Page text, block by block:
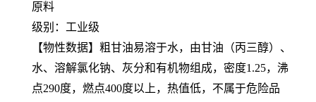
原料
级别：工业级
【物性数据】粗甘油易溶于水，由甘油（丙三醇）、
水、溶解氯化钠、灰分和有机物组成，密度1.25，沸
点290度，燃点400度以上，热值低，不属于危险品